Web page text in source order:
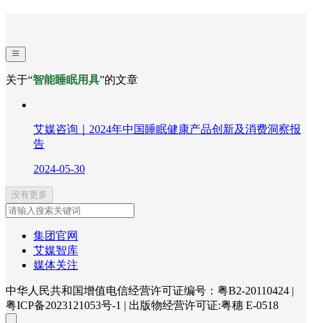
关于“智能睡眠用具”的文章
艾媒咨询｜2024年中国睡眠健康产品创新及消费洞察报
告
2024-05-30
没有更多
集团官网
艾媒智库
媒体关注
中华人民共和国增值电信经营许可证编号：粤B2-20110424 |
粤ICP备2023121053号-1 | 出版物经营许可证:粤穗 E-0518